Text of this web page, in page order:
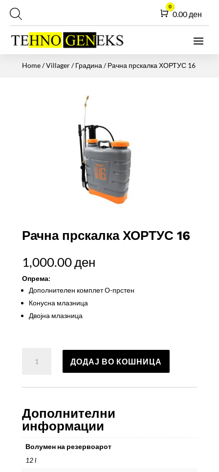
Cart
0
0.00 ден
Home/Villager/Градина / Рачна прскалка ХОРТУС 16
Рачна прскалка ХОРТУС 16
1,000.00ден
Опрема:
Дополнителен комплет О-прстен
Конусна млазница
Двојна млазница
прскалка
16
ДОДАЈ ВО КОШНИЦА
Дополнителни
информации
Волумен на резервоарот
12 l